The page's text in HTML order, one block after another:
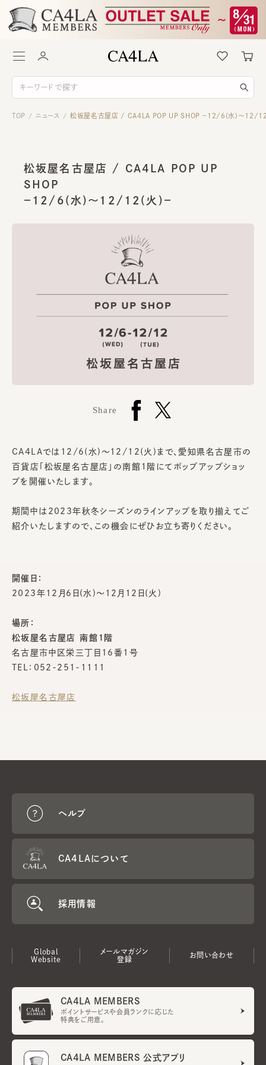
TOP / ニュース / 松坂屋名古屋店 / CA4LA POP UP SHOP －12/6(水)～12/
松坂屋名古屋店 / CA4LA POP UP
SHOP
－12/6(水)～12/12(火)－
Share
CA4LAでは12/6(水)～12/12(火)まで、愛知県名古屋市の
百貨店「松坂屋名古屋店」の南館１階にてポップアップショッ
プを開催いたします。
期間中は2023年秋冬シーズンのラインアップを取り揃えてご
紹介いたしますので、この機会にぜひお立ち寄りください。
開催日：
2023年12月6日(水)～12月12日(火)
場所：
松坂屋名古屋店 南館１階
名古屋市中区栄三丁目16番1号
TEL：052-251-1111
松坂屋名古屋店
ヘルプ
CA4LAについて
採用情報
Global
Website
メールマガジン
登録
お問い合わせ
CA4LA MEMBERS
ポイントサービスや会員ランクに応じた
特典をご用意。
CA4LA MEMBERS 公式アプリ